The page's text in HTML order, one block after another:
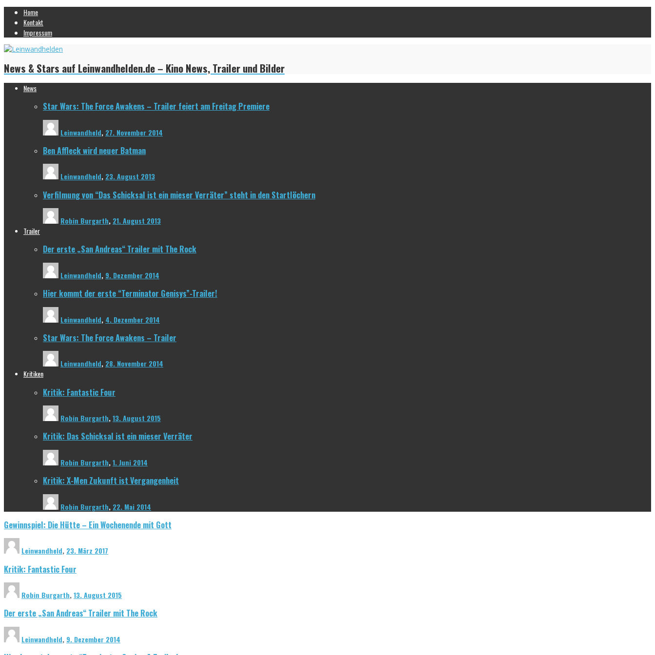
Home
Kontakt
Impressum
News & Stars auf Leinwandhelden.de – Kino News, Trailer und Bilder
News
Star Wars: The Force Awakens – Trailer feiert am Freitag Premiere
Leinwandheld, 27. November 2014
Ben Affleck wird neuer Batman
Leinwandheld, 23. August 2013
Verfilmung von “Das Schicksal ist ein mieser Verräter” steht in den Startlöchern
Robin Burgarth, 21. August 2013
Trailer
Der erste „San Andreas“ Trailer mit The Rock
Leinwandheld, 9. Dezember 2014
Hier kommt der erste “Terminator Genisys”-Trailer!
Leinwandheld, 4. Dezember 2014
Star Wars: The Force Awakens – Trailer
Leinwandheld, 28. November 2014
Kritiken
Kritik: Fantastic Four
Robin Burgarth,13. August 2015
Kritik: Das Schicksal ist ein mieser Verräter
Robin Burgarth,1. Juni 2014
Kritik: X-Men Zukunft ist Vergangenheit
Robin Burgarth, 22. Mai 2014
Gewinnspiel: Die Hütte – Ein Wochenende mit Gott
Leinwandheld, 23. März 2017
Kritik: Fantastic Four
Robin Burgarth,13. August 2015
Der erste „San Andreas“ Trailer mit The Rock
Leinwandheld, 9. Dezember 2014